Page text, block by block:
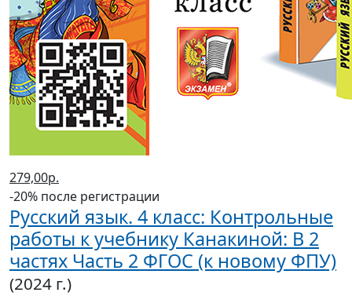
279,00р.
-20% после регистрации
Русский язык. 4 класс: Контрольные
работы к учебнику Канакиной: В 2
частях Часть 2 ФГОС (к новому ФПУ)
(2024 г.)